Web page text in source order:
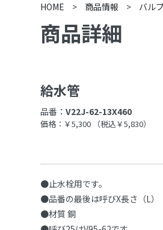
HOME > 商品情報 > バル
商品詳細
給水管
品番：V22J-62-13X460
価格：￥5,300 （税込￥5,830）
●止水栓用です。
●品番の最後は呼びX長さ（L）
●材質 銅